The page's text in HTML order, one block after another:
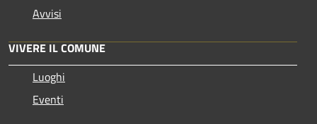
Avvisi
VIVERE IL COMUNE
Luoghi
Eventi